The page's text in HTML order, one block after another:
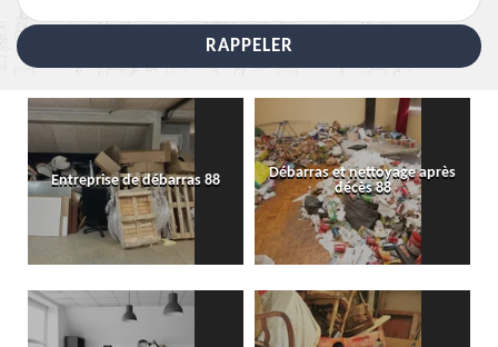
Entreprise de débarras 88
Débarras et nettoyage après
décès 88